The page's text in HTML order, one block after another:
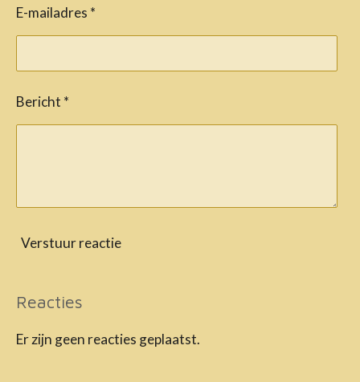
E-mailadres *
Bericht *
Verstuur reactie
Reacties
Er zijn geen reacties geplaatst.